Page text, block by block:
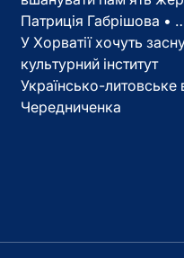
Патриція Габрішова •
У Хорватії хочуть
культурний інститут
Українсько-
Чередниченка